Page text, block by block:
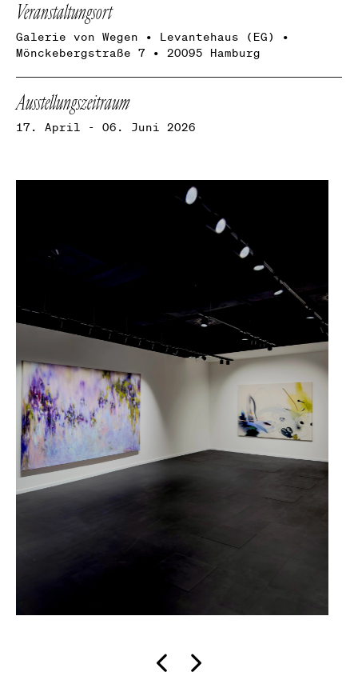
Veranstaltungsort
Galerie von Wegen • Levantehaus (EG) •
Mönckebergstraße 7 • 20095 Hamburg
Ausstellungszeitraum
17. April - 06. Juni 2026